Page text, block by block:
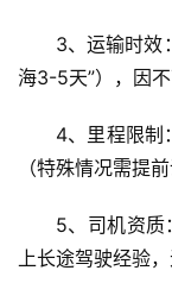
3、运输时效
海3-5天”），因
4、里程限制
（特殊情况需提前
5、司机资质
上长途驾驶经验，